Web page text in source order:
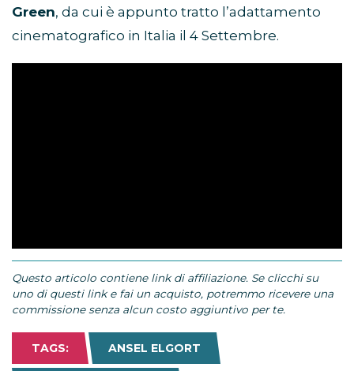
Green, da cui è appunto tratto l’adattamento
cinematografico in Italia il 4 Settembre.
Questo articolo contiene link di affiliazione. Se clicchi su
uno di questi link e fai un acquisto, potremmo ricevere una
commissione senza alcun costo aggiuntivo per te.
TAGS: ANSEL ELGORT